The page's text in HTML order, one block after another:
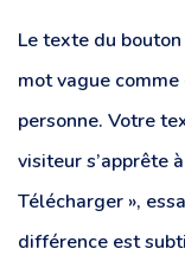
Le texte du
mot vague
personne. Votre
visiteur s’apprête
Télécharger »,
différence est